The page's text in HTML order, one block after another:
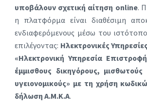
υποβάλουν σχετική αίτηση online.
η πλατφόρμα είναι διαθέσιμη
ενδιαφερόμενους μέσω του
επιλέγοντας: Ηλεκτρονικές
«Ηλεκτρονική Υπηρεσία
έμμισθους δικηγόρους, μισθωτούς
υγειονομικούς» με τη χρήση
δήλωση Α.Μ.Κ.Α.